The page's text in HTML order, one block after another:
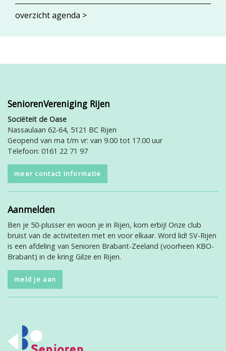
overzicht agenda >
SeniorenVereniging Rijen
Sociëteit de Oase
Nassaulaan 62-64, 5121 BC Rijen
Geopend van ma t/m vr: van 9.00 tot 17.00 uur
Telefoon: 0161 22 71 97
meer contact informatie
Aanmelden
Ben je 50-plusser en woon je in Rijen, kom erbij! Onze club
bruist van de activiteiten met en voor elkaar. Word lid! SV-Rijen
is een afdeling van Senioren Brabant-Zeeland (voorheen KBO-
Brabant) in de kring Gilze en Rijen.
meld je aan